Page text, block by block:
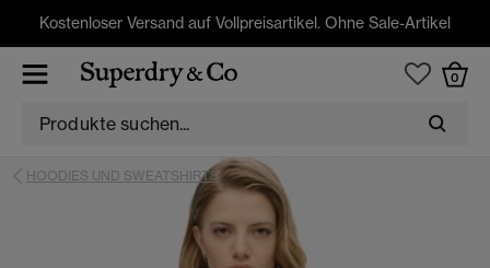
Kostenloser Versand auf Vollpreisartikel. Ohne Sale-Artikel
0
HOODIES UND SWEATSHIRTS